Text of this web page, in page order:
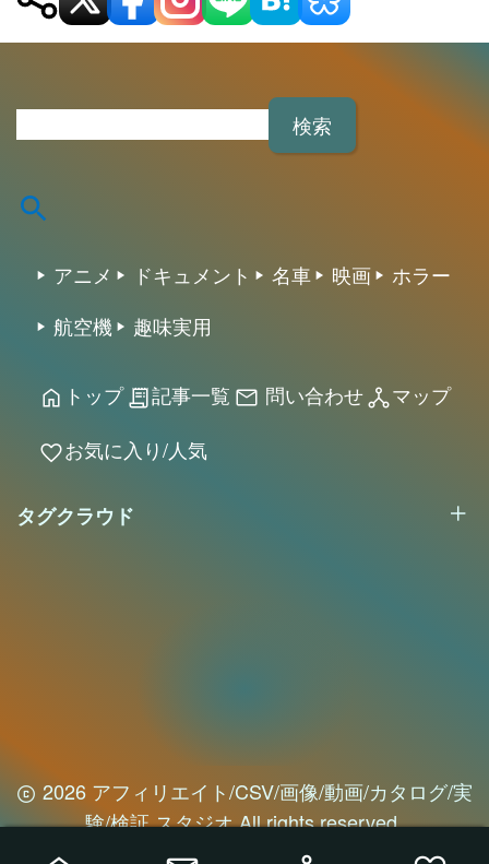
アニメ ドキュメント 名車 映画
ホラー
航空機
趣味実用
home トップreceipt_long記事一覧 mail 問い合わせnetwork_nodeマップ
favoriteお気に入り/人気
タグクラウド
2026 アフィリエイト/CSV/画像/動画/カタログ/実
験/検証 スタジオ All rights reserved.